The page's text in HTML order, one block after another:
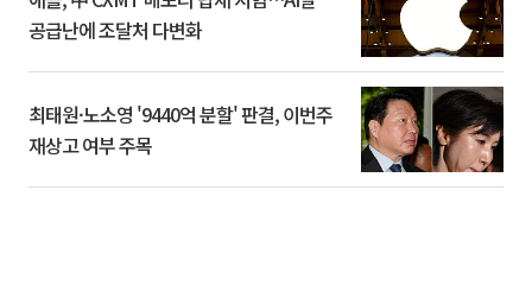
공급난에 조달처 다변화
최태원·노소영 '9440억 분할' 판결, 이번주
재상고 여부 주목